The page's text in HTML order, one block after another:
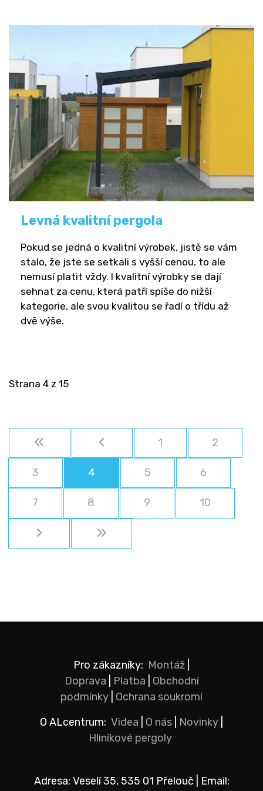
Levná kvalitní pergola
Pokud se jedná o kvalitní výrobek, jistě se vám
stalo, že jste se setkali s vyšší cenou, to ale
nemusí platit vždy. I kvalitní výrobky se dají
sehnat za cenu, která patří spíše do nižší
kategorie, ale svou kvalitou se řadí o třídu až
dvě výše.
Strana 4 z 15
1 2
3 4 5 6
7 8 9 10
Pro zákazníky: Montáž
Doprava
Platba
Obchodní
podmínky Ochrana soukromí
O ALcentrum: Videa O nás Novinky
Hliníkové pergoly
Adresa: Veselí 35, 535 01 Přelouč | Email: